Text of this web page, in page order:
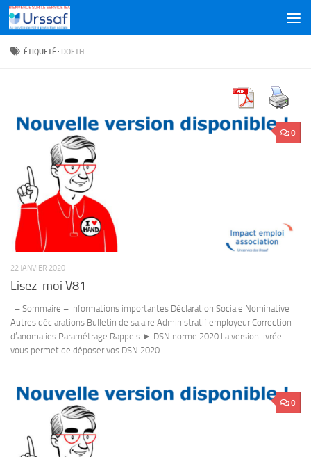
Skip to content
ÉTIQUETÉ : DOETH
0
22 JANVIER 2020
Lisez-moi V81
– Sommaire – Informations importantes Déclaration Sociale Nominative
Autres déclarations Bulletin de salaire Administratif employeur Correction
d’anomalies Paramétrage Rappels ► DSN norme 2020 La version livrée
vous permet de déposer vos DSN 2020....
0